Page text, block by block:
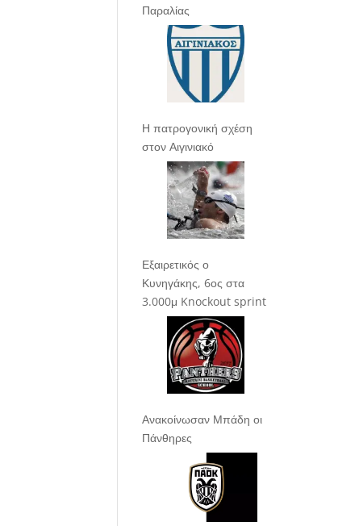
Παραλίας
Η πατρογονική σχέση
στον Αιγινιακό
Εξαιρετικός ο
Κυνηγάκης, 6ος στα
3.000μ Knockout sprint
Ανακοίνωσαν Μπάδη οι
Πάνθηρες